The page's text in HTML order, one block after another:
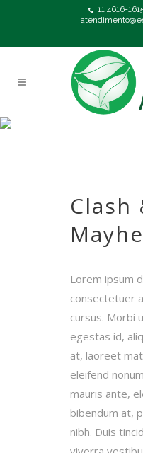
11 4616-
Clash
Lorem ipsum
consectetuer
cursus. Morbi
egestas id,
at, laoreet
eleifend
mauris ante,
bibendum at,
nibh. Duis